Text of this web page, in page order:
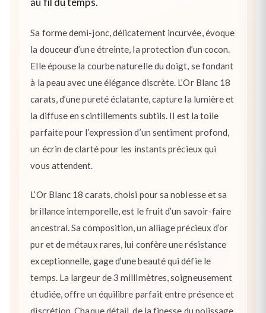
Sa forme demi-jonc, délicatement incurvée, évoque
la douceur d’une étreinte, la protection d’un cocon.
Elle épouse la courbe naturelle du doigt, se fondant
à la peau avec une élégance discrète. L’Or Blanc 18
carats, d’une pureté éclatante, capture la lumière et
la diffuse en scintillements subtils. Il est la toile
parfaite pour l’expression d’un sentiment profond,
un écrin de clarté pour les instants précieux qui
vous attendent.
L’Or Blanc 18 carats, choisi pour sa noblesse et sa
brillance intemporelle, est le fruit d’un savoir-faire
ancestral. Sa composition, un alliage précieux d’or
pur et de métaux rares, lui confère une résistance
exceptionnelle, gage d’une beauté qui défie le
temps. La largeur de 3 millimètres, soigneusement
étudiée, offre un équilibre parfait entre présence et
discrétion. Chaque détail, de la finesse du polissage